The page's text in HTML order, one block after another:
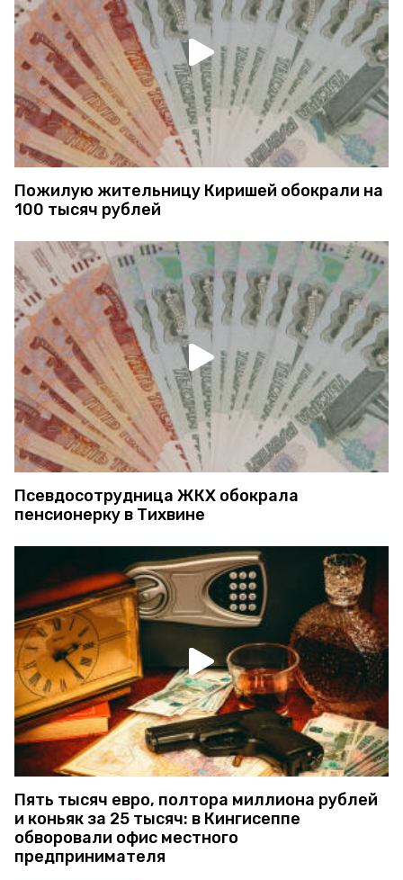
Пожилую жительницу Киришей обокрали на
100 тысяч рублей
Псевдосотрудница ЖКХ обокрала
пенсионерку в Тихвине
Пять тысяч евро, полтора миллиона рублей
и коньяк за 25 тысяч: в Кингисеппе
обворовали офис местного
предпринимателя